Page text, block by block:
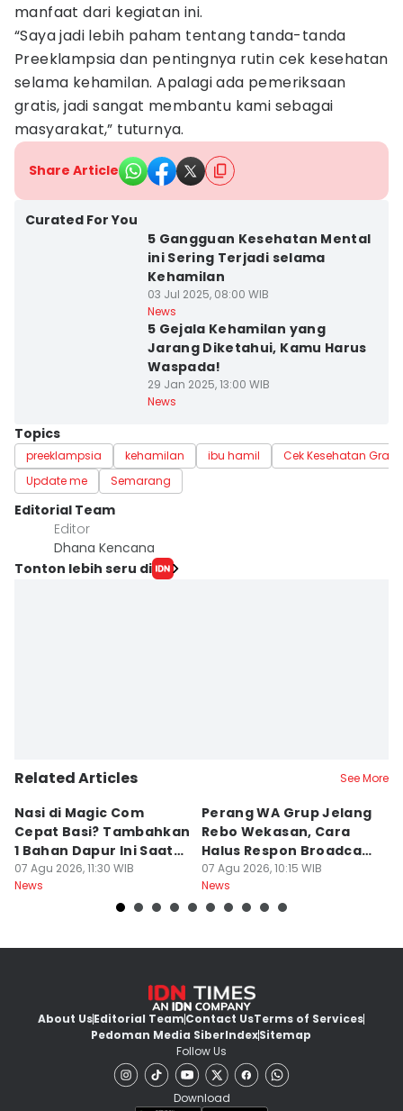
manfaat dari kegiatan ini.
“Saya jadi lebih paham tentang tanda-tanda
Preeklampsia dan pentingnya rutin cek kesehatan
selama kehamilan. Apalagi ada pemeriksaan
gratis, jadi sangat membantu kami sebagai
masyarakat,” tuturnya.
Share Article
Curated For You
5 Gangguan Kesehatan Mental
ini Sering Terjadi selama
Kehamilan
03 Jul 2025, 08:00 WIB
News
5 Gejala Kehamilan yang
Jarang Diketahui, Kamu Harus
Waspada!
29 Jan 2025, 13:00 WIB
News
Topics
preeklampsia kehamilan ibu hamil
Cek Kesehatan Gratis
Update me
Semarang
Editorial Team
Editor
Dhana Kencana
Tonton lebih seru di
Related Articles See More
Nasi di Magic Com
Cepat Basi? Tambahkan
1 Bahan Dapur Ini Saat
Menanak, Awet 2 Hari
07 Agu 2026, 11:30 WIB
News
Perang WA Grup Jelang
Rebo Wekasan, Cara
Halus Respon Broadcast
Parno
07 Agu 2026, 10:15 WIB
News
About UsEditorial TeamContact UsTerms of Services
Pedoman Media SiberIndexSitemap
Follow Us
Download